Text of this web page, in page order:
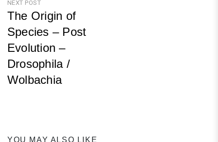
覽
NEXT POST
The Origin of
Species – Post
Evolution –
Drosophila /
Wolbachia
YOU MAY ALSO LIKE